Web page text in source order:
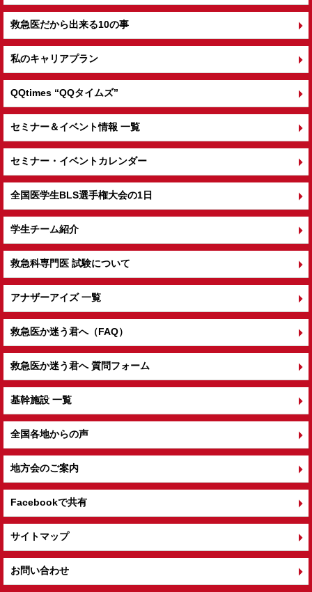
救急医だから出来る10の事
私のキャリアプラン
QQtimes “QQタイムズ”
セミナー＆イベント情報 一覧
セミナー・イベントカレンダー
全国医学生BLS選手権大会の1日
学生チーム紹介
救急科専門医 試験について
アナザーアイズ 一覧
救急医か迷う君へ（FAQ）
救急医か迷う君へ 質問フォーム
基幹施設 一覧
全国各地からの声
地方会のご案内
Facebookで共有
サイトマップ
お問い合わせ